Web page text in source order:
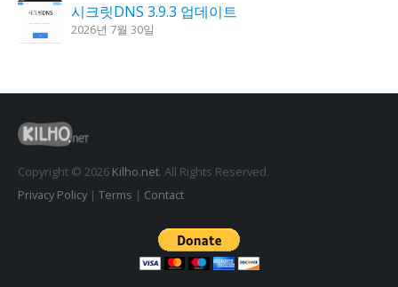
시크릿DNS 3.9.3 업데이트
2026년 7월 30일
꿈의세계 1.3.0 – 꿈해몽, 꿈풀이
2026년 7월 30일
Copyright © 2026 Kilho.net. All Rights Reserved.
Privacy Policy| Terms | Contact